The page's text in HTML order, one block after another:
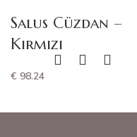
Salus Cüzdan –
Kırmızı
€ 98.24